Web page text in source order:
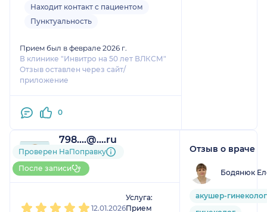
Находит контакт с пациентом
Пунктуальность
Прием был в феврале 2026 г.
В клинике "Инвитро на 50 лет ВЛКСМ"
Отзыв оставлен через сайт/
приложение
0
798....@....ru
1 отзыв
До 5 записей через
НаПоправку
Проверен НаПоправку
После записи
12.01.2026
Услуга:
Прием
Отзыв о враче
Бодянюк
акушер-гинеколог